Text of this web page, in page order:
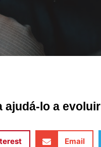
ajudá-lo a evoluir
Email